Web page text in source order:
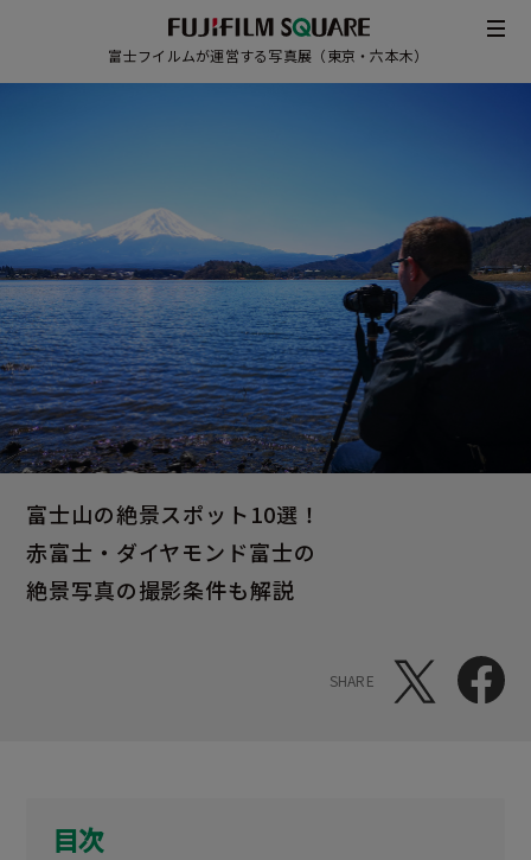
富士フイルムが運営する写真展（東京・六本木）
JAPANESE / ENGLISH
富士山の絶景スポット10選！
赤富士・ダイヤモンド富士の
絶景写真の撮影条件も解説
SHARE
目次